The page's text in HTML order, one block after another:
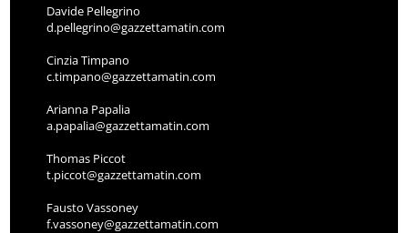
Davide Pellegrino
d.pellegrino@gazzettamatin.com
Cinzia Timpano
c.timpano@gazzettamatin.com
Arianna Papalia
a.papalia@gazzettamatin.com
Thomas Piccot
t.piccot@gazzettamatin.com
Fausto Vassoney
f.vassoney@gazzettamatin.com